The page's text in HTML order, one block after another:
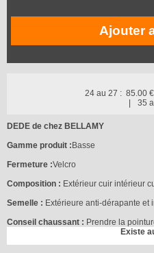
Ajouter
24 au 27 : 85.00 €
35
DEDE de chez BELLAMY
Gamme produit : Basse
Fermeture :Velcro
Composition : Extérieur cuir intérieur
Semelle : Extérieure anti-dérapante et
Conseil chaussant : Prendre la
Existe